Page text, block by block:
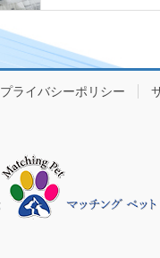
プライバシーポリシー